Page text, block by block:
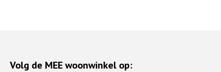
Volg de MEE woonwinkel op: